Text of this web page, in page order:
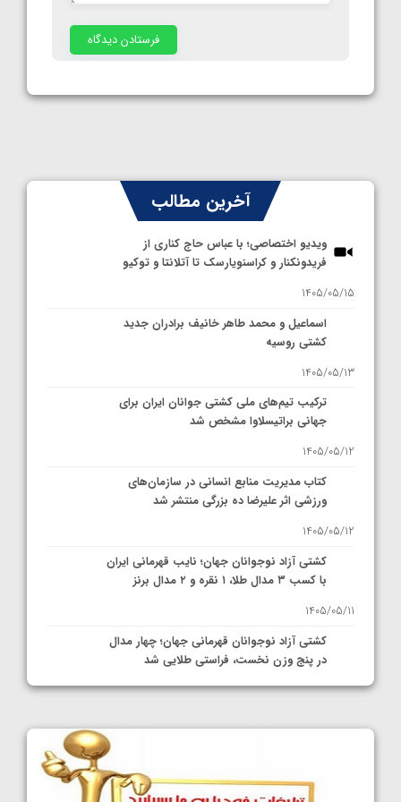
آخرین مطالب
ویدیو اختصاصی؛ با عباس حاج کناری از
فریدونکنار و کراسنویارسک تا آتلانتا و توکیو
1405/05/15
اسماعیل و محمد طاهر خانیف برادران جدید
کشتی روسیه
1405/05/13
ترکیب تیم‌های ملی کشتی جوانان ایران برای
جهانی براتیسلاوا مشخص شد
1405/05/12
کتاب مدیریت منابع انسانی در سازمان‌های
ورزشی اثر علیرضا ده بزرگی منتشر شد
1405/05/12
کشتی آزاد نوجوانان جهان؛ نایب قهرمانی ایران
با کسب ۳ مدال طلا، ۱ نقره و ۲ مدال برنز
1405/05/11
کشتی آزاد نوجوانان قهرمانی جهان؛ چهار مدال
در پنج وزن نخست، فراستی طلایی شد
1405/05/11